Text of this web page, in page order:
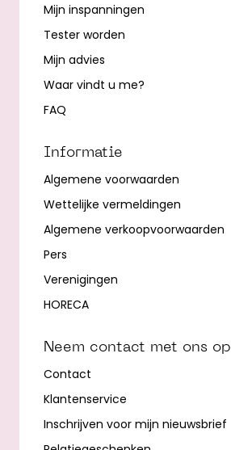
Mijn inspanningen
Tester worden
Mijn advies
Waar vindt u me?
FAQ
Informatie
Algemene voorwaarden
Wettelijke vermeldingen
Algemene verkoopvoorwaarden
Pers
Verenigingen
HORECA
Neem contact met ons op
Contact
Klantenservice
Inschrijven voor mijn nieuwsbrief